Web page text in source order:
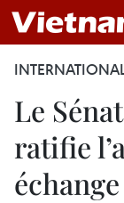
Le
ratifie